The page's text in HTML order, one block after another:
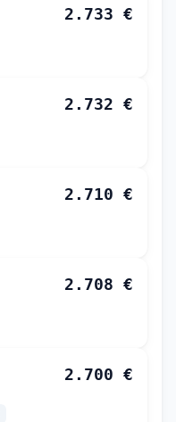
2.733 €
2.732 €
2.710 €
2.708 €
2.700 €